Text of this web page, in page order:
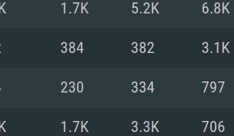
1.7K 5.2K 6.8K
384 382 3.1K
230 334 797
1.7K 3.3K 706